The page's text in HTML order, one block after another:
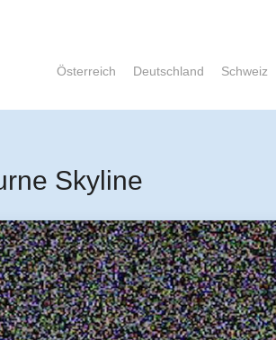
Österreich Deutschland Schweiz
Skyline